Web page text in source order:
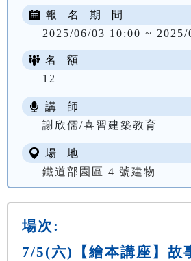
報 名 期 間
2025/06/03 10:00 ~ 2025/
名 額
12
講 師
謝欣儒/喜習建築教育
場 地
鐵道部園區 4 號建物
場次:
7/5(六)【繪本講座】故